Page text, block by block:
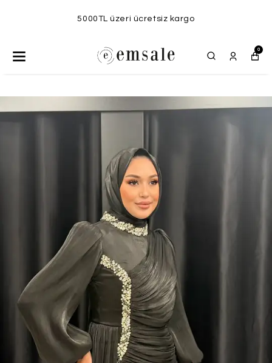
5000TL üzeri ücretsiz kargo
0